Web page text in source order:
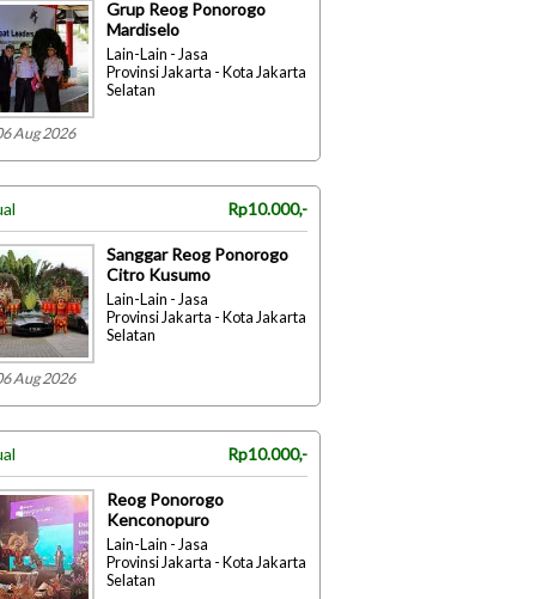
Aug 2026
Grup Reog Ponorogo
Mardiselo
Lain-Lain - Jasa
Provinsi Jakarta - Kota Jakarta
Selatan
Rp10.000,-
Aug 2026
Sanggar Reog Ponorogo
Citro Kusumo
Lain-Lain - Jasa
Provinsi Jakarta - Kota Jakarta
Selatan
Rp10.000,-
Reog Ponorogo
Kenconopuro
Lain-Lain - Jasa
Provinsi Jakarta - Kota Jakarta
Selatan